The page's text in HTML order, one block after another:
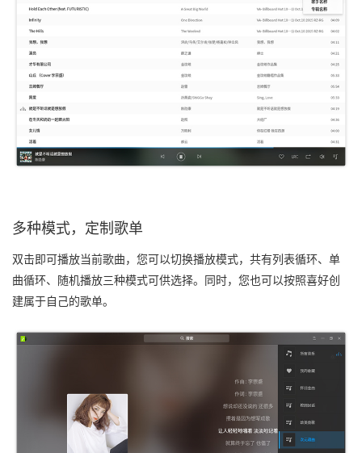
多种模式，定制歌单
双击即可播放当前歌曲，您可以切换播放模式，共有列表循环、单
曲循环、随机播放三种模式可供选择。同时，您也可以按照喜好创
建属于自己的歌单。